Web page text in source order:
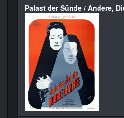
Palast der Sünde / Andere,